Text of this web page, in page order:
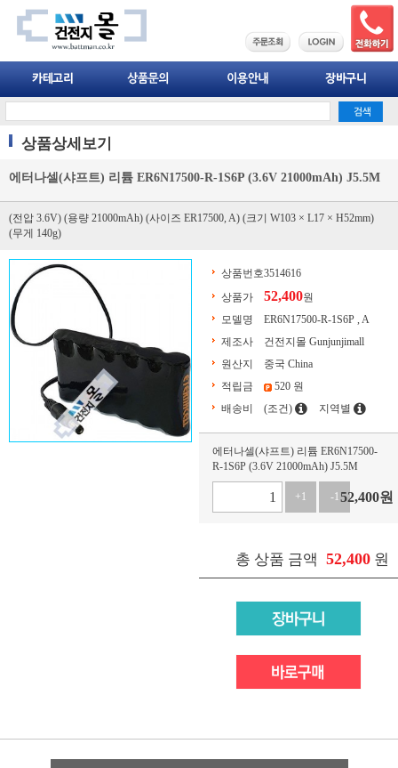
상품상세보기
에터나셀(샤프트) 리튬 ER6N17500-R-1S6P (3.6V 21000mAh) J5.5M
(전압 3.6V) (용량 21000mAh) (사이즈 ER17500, A) (크기 W103 × L17 × H52mm)
(무게 140g)
상품번호3514616
상품가
52,400원
모델명
ER6N17500-R-1S6P , A
제조사
건전지몰 Gunjunjimall
원산지
중국 China
적립금
520 원
배송비
(조건) 지역별
에터나셀(샤프트) 리튬 ER6N17500-
R-1S6P (3.6V 21000mAh) J5.5M
+1 -152,400원
총 상품 금액 52,400 원